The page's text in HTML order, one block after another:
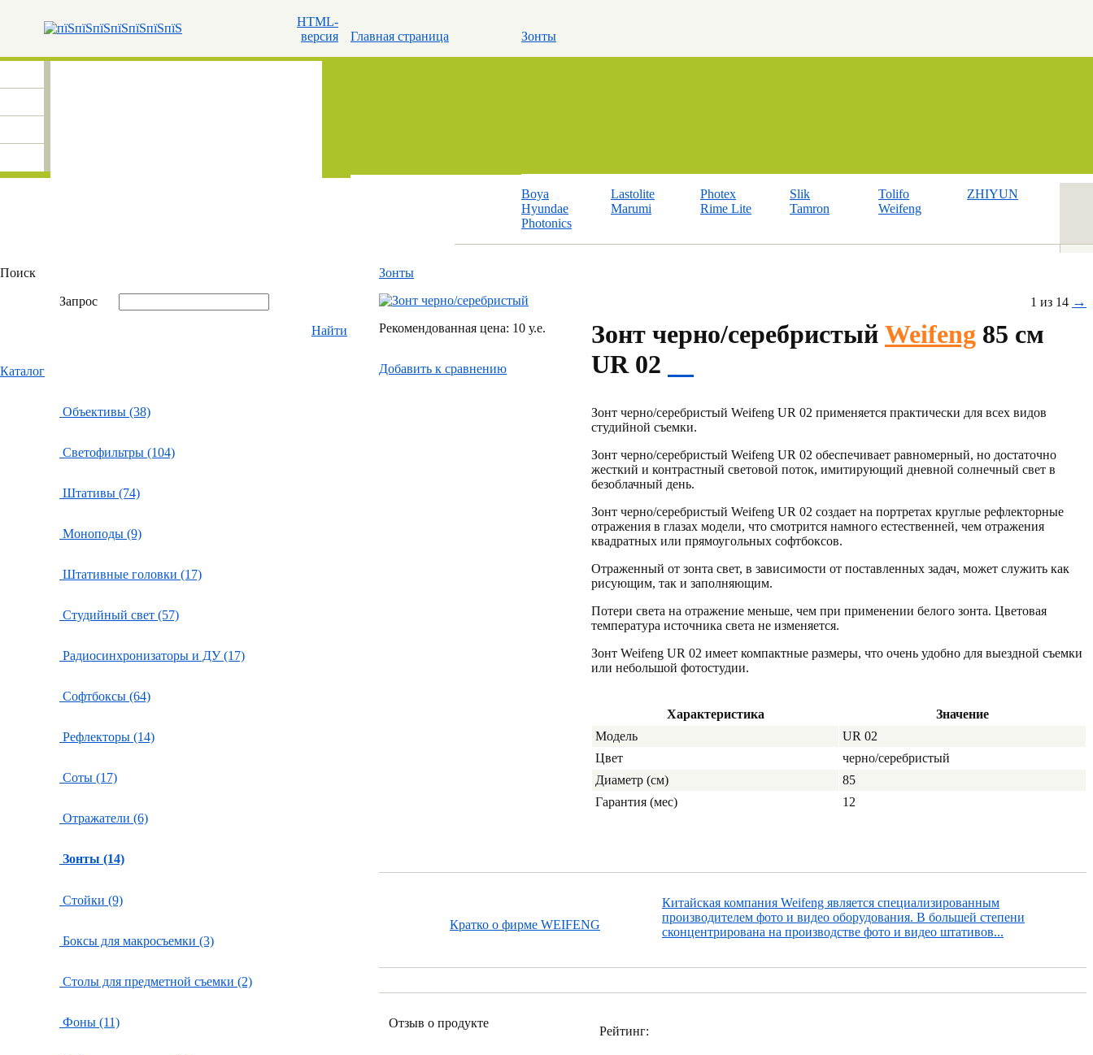
HTML-
версия
Главная страница Зонты
Boya
Hyundae
Photonics
Lastolite
Marumi
Photex
Rime Lite
Slik
Tamron
Tolifo
Weifeng
ZHIYUN
Поиск
Запрос
Найти
Каталог
Объективы (38)
Светофильтры (104)
Штативы (74)
Моноподы (9)
Штативные головки (17)
Студийный свет (57)
Радиосинхронизаторы и ДУ (17)
Софтбоксы (64)
Рефлекторы (14)
Соты (17)
Отражатели (6)
Зонты (14)
Стойки (9)
Боксы для макросъемки (3)
Столы для предметной съемки (2)
Фоны (11)
Зонты
Рекомендованная цена: 10 у.е.
Добавить к cравнению
1 из 14 →
Зонт черно/серебристый Weifeng 85 см
UR 02
Зонт черно/серебристый Weifeng UR 02 применяется практически для всех видов
студийной съемки.
Зонт черно/серебристый Weifeng UR 02 обеспечивает равномерный, но достаточно
жесткий и контрастный световой поток, имитирующий дневной солнечный свет в
безоблачный день.
Зонт черно/серебристый Weifeng UR 02 создает на портретах круглые рефлекторные
отражения в глазах модели, что смотрится намного естественней, чем отражения
квадратных или прямоугольных софтбоксов.
Отраженный от зонта свет, в зависимости от поставленных задач, может служить как
рисующим, так и заполняющим.
Потери света на отражение меньше, чем при применении белого зонта. Цветовая
температура источника света не изменяется.
Зонт Weifeng UR 02 имеет компактные размеры, что очень удобно для выездной съемки
или небольшой фотостудии.
Характеристика
Значение
Модель
UR 02
Цвет
черно/серебристый
Диаметр (см)
85
Гарантия (мес)
12
Кратко о фирме WEIFENG
Китайская компания Weifeng является специализированным
производителем фото и видео оборудования. В большей степени
сконцентрирована на производстве фото и видео штативов...
Отзыв о продукте
Рейтинг: